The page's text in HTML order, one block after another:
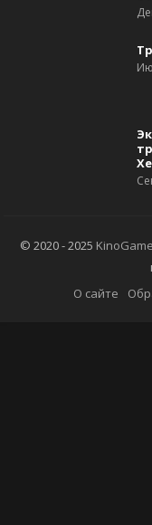
© 2020 - 2025
О сайте